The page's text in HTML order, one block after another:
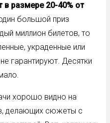
в размере 20-40% от
большой приз
миллион билетов, то
украденные или
гарантируют. Десятки
хорошо видно на
делающих сюжеты с